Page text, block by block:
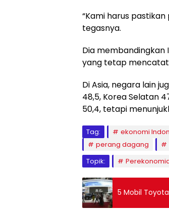
“Kami harus
tegasnya.
Dia membandingkan
yang tetap mencatat
Di Asia, negara lain
48,5, Korea Selatan
50,4, tetapi
Tag: ekonomi
perang dagang
Topik:
5 Mobil